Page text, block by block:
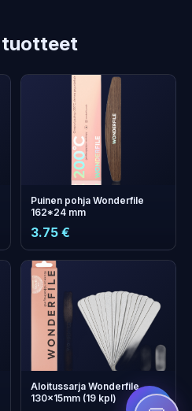
tuotteet
Puinen pohja Wonderfile
162*24 mm
3.75 €
Aloitussarja Wonderfile
130×15mm (19 kpl)
points